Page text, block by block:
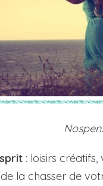
: loisirs créatifs,
la chasser de